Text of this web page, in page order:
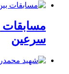
مسابقات
سرعین